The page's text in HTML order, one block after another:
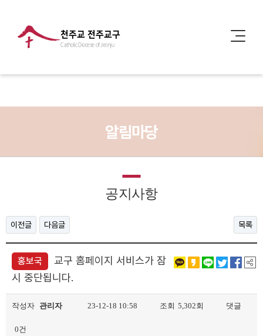
천주교 전주교구
Catholic Diocese of Jeonju
알림마당
공지사항
이전글 다음글 목록
홍보국
교구 홈페이지 서비스가 잠
시 중단됩니다.
작성자 관리자 23-12-18 10:58 조회 5,302회 댓글
0건